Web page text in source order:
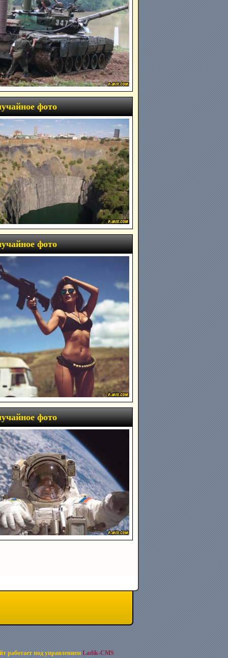
фото
фото
фото
работает под управлениемLadik-CMS